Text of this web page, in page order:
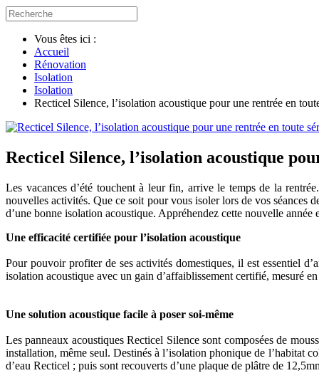
Vous êtes ici :
Accueil
Rénovation
Isolation
Isolation
Recticel Silence, l’isolation acoustique pour une rentrée en
Recticel Silence, l’isolation acoustique
Les vacances d’été touchent à leur fin, arrive le temps de la
nouvelles activités. Que ce soit pour vous isoler lors de vos séances
d’une bonne isolation acoustique. Appréhendez cette nouvelle
Une efficacité certifiée pour l’isolation acoustique
Pour pouvoir profiter de ses activités domestiques, il est essentiel
isolation acoustique avec un gain d’affaiblissement certifié, mesuré
Une solution acoustique facile à poser soi-même
Les panneaux acoustiques Recticel Silence sont composées de
installation, même seul. Destinés à l’isolation phonique de l’habitat
d’eau Recticel ; puis sont recouverts d’une plaque de plâtre de